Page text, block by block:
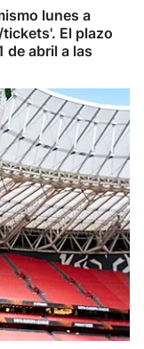
lunes a
El plazo
de abril a las